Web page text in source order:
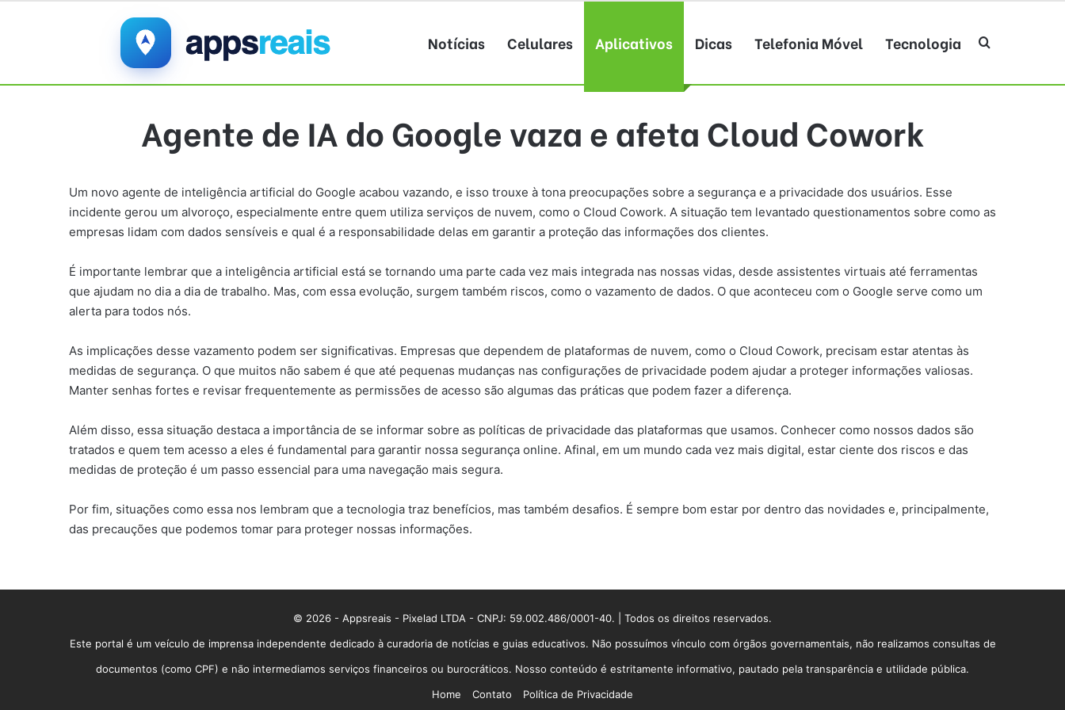
Notícias Celulares Aplicativos Dicas Telefonia Móvel Tecnologia Procurar por
Agente de IA do Google vaza e afeta Cloud Cowork
Um novo agente de inteligência artificial do Google acabou vazando, e isso trouxe à tona preocupações sobre a segurança e a privacidade dos usuários. Esse
incidente gerou um alvoroço, especialmente entre quem utiliza serviços de nuvem, como o Cloud Cowork. A situação tem levantado questionamentos sobre como as
empresas lidam com dados sensíveis e qual é a responsabilidade delas em garantir a proteção das informações dos clientes.
É importante lembrar que a inteligência artificial está se tornando uma parte cada vez mais integrada nas nossas vidas, desde assistentes virtuais até ferramentas
que ajudam no dia a dia de trabalho. Mas, com essa evolução, surgem também riscos, como o vazamento de dados. O que aconteceu com o Google serve como um
alerta para todos nós.
As implicações desse vazamento podem ser significativas. Empresas que dependem de plataformas de nuvem, como o Cloud Cowork, precisam estar atentas às
medidas de segurança. O que muitos não sabem é que até pequenas mudanças nas configurações de privacidade podem ajudar a proteger informações valiosas.
Manter senhas fortes e revisar frequentemente as permissões de acesso são algumas das práticas que podem fazer a diferença.
Além disso, essa situação destaca a importância de se informar sobre as políticas de privacidade das plataformas que usamos. Conhecer como nossos dados são
tratados e quem tem acesso a eles é fundamental para garantir nossa segurança online. Afinal, em um mundo cada vez mais digital, estar ciente dos riscos e das
medidas de proteção é um passo essencial para uma navegação mais segura.
Por fim, situações como essa nos lembram que a tecnologia traz benefícios, mas também desafios. É sempre bom estar por dentro das novidades e, principalmente,
das precauções que podemos tomar para proteger nossas informações.
© 2026 - Appsreais - Pixelad LTDA - CNPJ: 59.002.486/0001-40. | Todos os direitos reservados.
Este portal é um veículo de imprensa independente dedicado à curadoria de notícias e guias educativos. Não possuímos vínculo com órgãos governamentais, não realizamos consultas de
documentos (como CPF) e não intermediamos serviços financeiros ou burocráticos. Nosso conteúdo é estritamente informativo, pautado pela transparência e utilidade pública.
Home
Contato Política de Privacidade